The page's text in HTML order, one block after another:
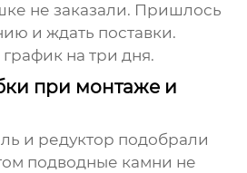
не заказали. Пришлось
и ждать поставки.
на три дня.
при монтаже и
и редуктор подобрали
подводные камни не